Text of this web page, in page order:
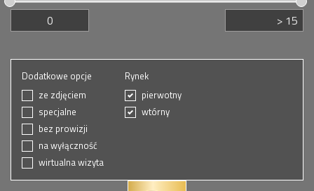
Dodatkowe opcje
ze zdjęciem
specjalne
bez prowizji
na wyłączność
wirtualna wizyta
Rynek
pierwotny
wtórny